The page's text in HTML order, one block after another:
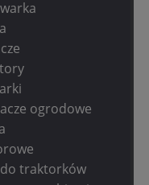
ogrodowe
traktorków